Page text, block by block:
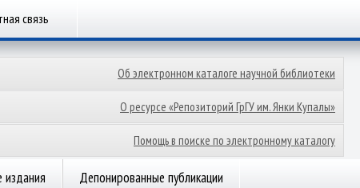
связь
Об электронном каталоге научной библиотеки
О ресурсе «Репозиторий ГрГУ им. Янки Купалы»
Помощь в поиске по электронному каталогу
издания Депонированные публикации